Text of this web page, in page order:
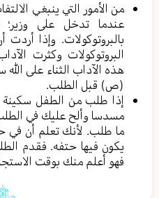
من الأمور التي ينبغي
عندما تدخل على وزير؛
بالبروتوكولات. وإذا
البروتوكولات وكثرت
هذه الآداب الثناء على
(ص) قبل الطلب.
إذا طلب من الطفل
مسدسا وألح عليك في الطلب
ما طلب. لأنك تعلم أن في
يكون فيها حتفه. فقدم
فهو أعلم منك بوقت